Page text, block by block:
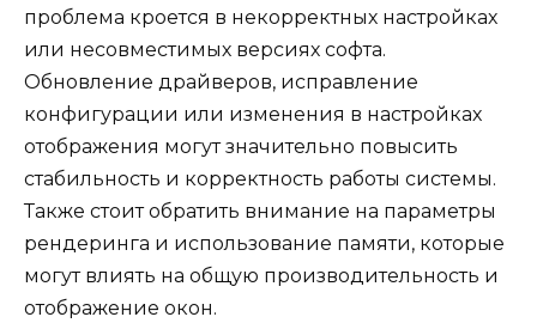
проблема кроется в некорректных настройках
или несовместимых версиях софта.
Обновление драйверов, исправление
конфигурации или изменения в настройках
отображения могут значительно повысить
стабильность и корректность работы системы.
Также стоит обратить внимание на параметры
рендеринга и использование памяти, которые
могут влиять на общую производительность и
отображение окон.